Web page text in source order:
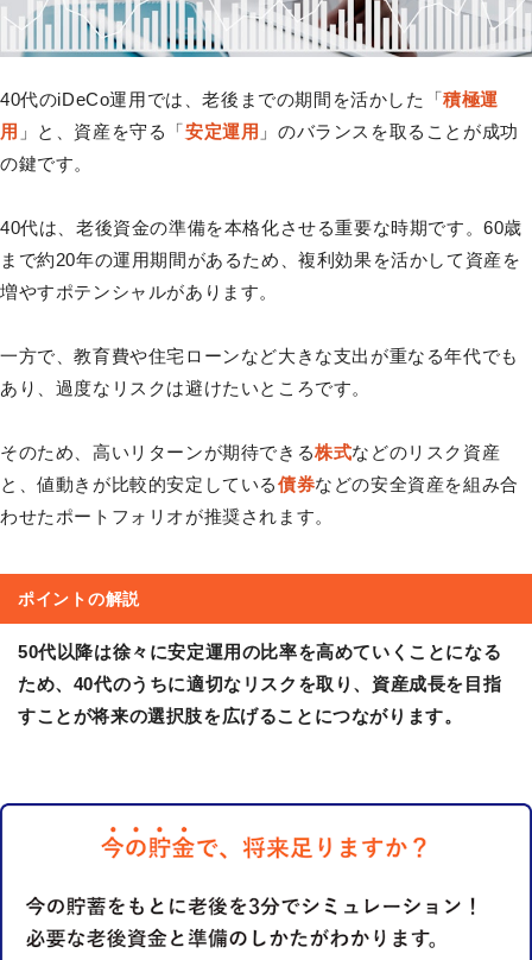
40代のiDeCo運用では、老後までの期間を活かした「積極運
用 」と、資産を守る「安定運用 」のバランスを取ることが成功
の鍵です。
40代は、老後資金の準備を本格化させる重要な時期です。60歳
まで約20年の運用期間があるため、複利効果を活かして資産を
増やすポテンシャルがあります。
一方で、教育費や住宅ローンなど大きな支出が重なる年代でも
あり、過度なリスクは避けたいところです。
そのため、高いリターンが期待できる株式などのリスク資産
と、値動きが比較的安定している債券などの安全資産を組み合
わせたポートフォリオが推奨されます。
ポイントの解説
50代以降は徐々に安定運用の比率を高めていくことになる
ため、40代のうちに適切なリスクを取り、資産成長を目指
すことが将来の選択肢を広げることにつながります。